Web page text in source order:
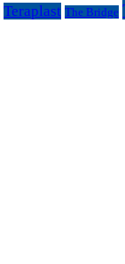
Teraplast The Bridge